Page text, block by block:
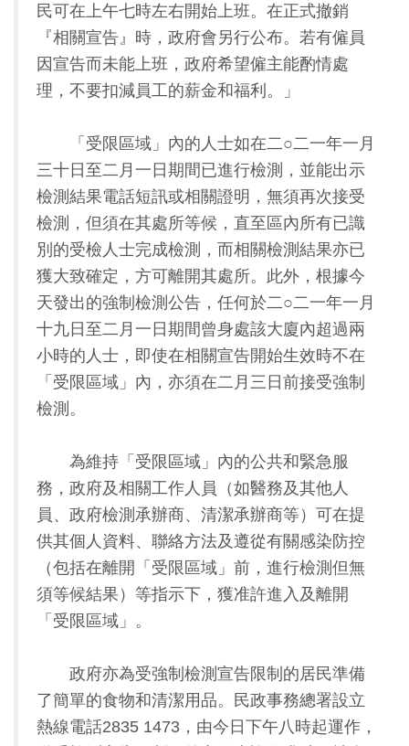
民可在上午七時左右開始上班。在正式撤銷
『相關宣告』時，政府會另行公布。若有僱員
因宣告而未能上班，政府希望僱主能酌情處
理，不要扣減員工的薪金和福利。」
「受限區域」內的人士如在二○二一年一月
三十日至二月一日期間已進行檢測，並能出示
檢測結果電話短訊或相關證明，無須再次接受
檢測，但須在其處所等候，直至區內所有已識
別的受檢人士完成檢測，而相關檢測結果亦已
獲大致確定，方可離開其處所。此外，根據今
天發出的強制檢測公告，任何於二○二一年一月
十九日至二月一日期間曾身處該大廈內超過兩
小時的人士，即使在相關宣告開始生效時不在
「受限區域」內，亦須在二月三日前接受強制
檢測。
為維持「受限區域」內的公共和緊急服
務，政府及相關工作人員（如醫務及其他人
員、政府檢測承辦商、清潔承辦商等）可在提
供其個人資料、聯絡方法及遵從有關感染防控
（包括在離開「受限區域」前，進行檢測但無
須等候結果）等指示下，獲准許進入及離開
「受限區域」。
政府亦為受強制檢測宣告限制的居民準備
了簡單的食物和清潔用品。民政事務總署設立
熱線電話2835 1473，由今日下午八時起運作，